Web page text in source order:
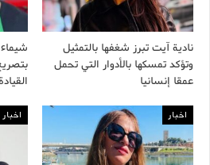
نادية آيت تبرز شغفها بالتمثيل
وتؤكد تمسكها بالأدوار التي تحمل
عمقا إنسانيا
اخبار اخبار